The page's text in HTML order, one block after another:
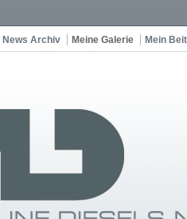
News Archiv Meine Galerie Mein